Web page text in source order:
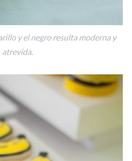
y el negro resulta moderna y
atrevida.